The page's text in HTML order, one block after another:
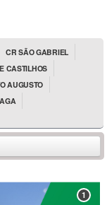
CR SÃO GABRIEL
CASTILHOS
AUGUSTO
1